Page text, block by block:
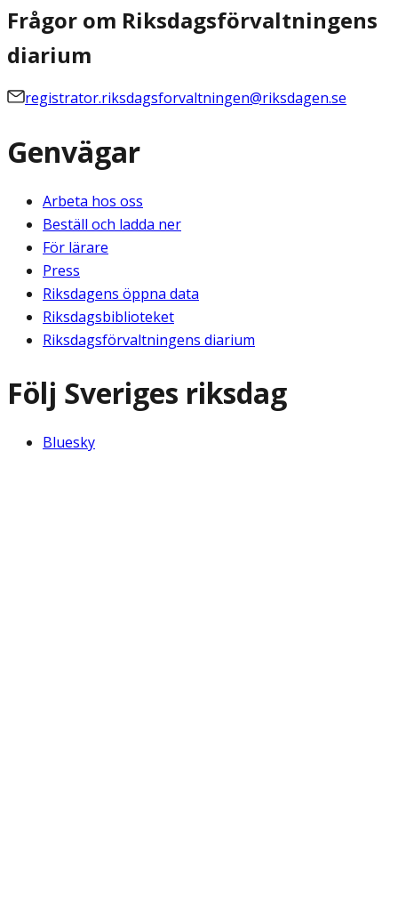
Frågor om Riksdagsförvaltningens
diarium
registrator.riksdagsforvaltningen@riksdagen.se
Genvägar
Arbeta hos oss
Beställ och ladda ner
För lärare
Press
Riksdagens öppna data
Riksdagsbiblioteket
Riksdagsförvaltningens diarium
Följ Sveriges riksdag
Bluesky